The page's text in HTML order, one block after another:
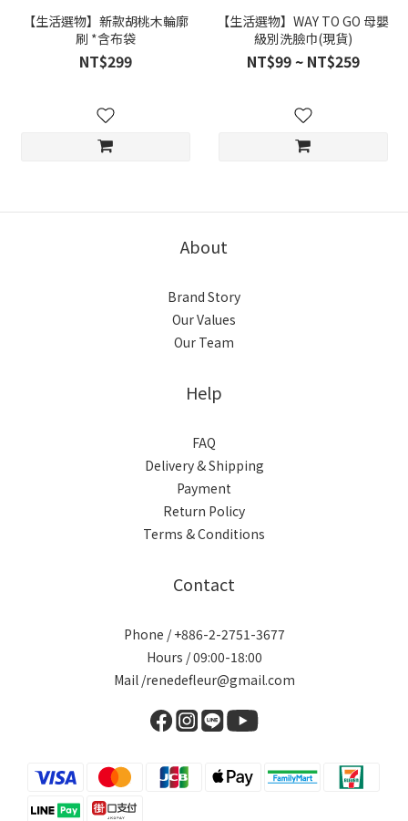
【生活選物】新款胡桃木輪廓
刷 *含布袋
NT$299
【生活選物】WAY TO GO 母嬰
級別洗臉巾(現貨)
NT$99 ~ NT$259
About
Brand Story
Our Values
Our Team
Help
FAQ
Delivery & Shipping
Payment
Return Policy
Terms & Conditions
Contact
Phone / +886-2-2751-3677
Hours / 09:00-18:00
Mail /renedefleur@gmail.com